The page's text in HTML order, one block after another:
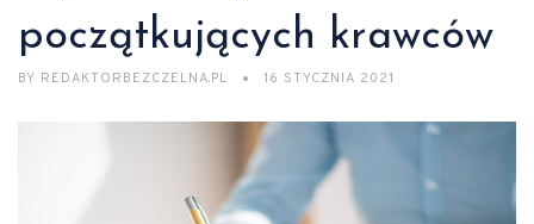
początkujących krawców
BY REDAKTORBEZCZELNA.PL 16 STYCZNIA 2021